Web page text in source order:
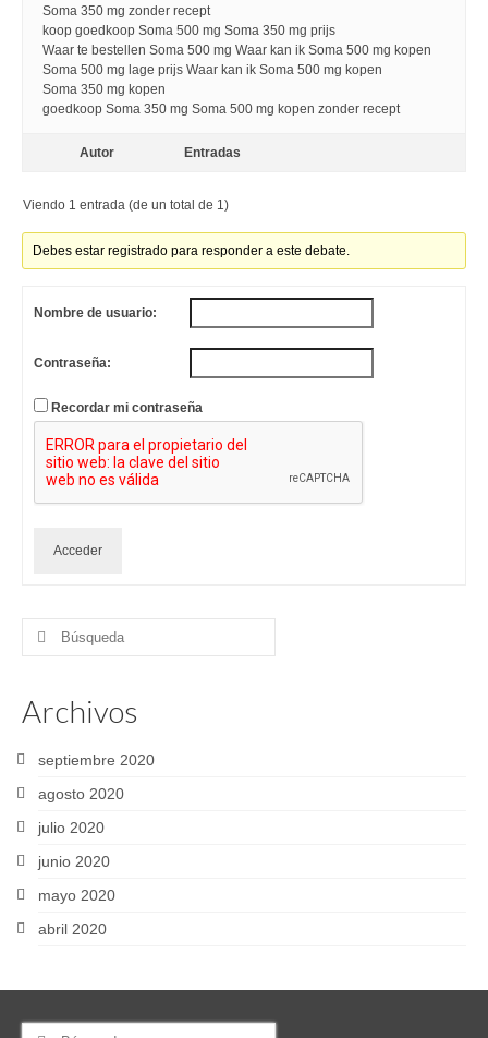
Soma 350 mg zonder recept
koop goedkoop Soma 500 mg Soma 350 mg prijs
Waar te bestellen Soma 500 mg Waar kan ik Soma 500 mg kopen
Soma 500 mg lage prijs Waar kan ik Soma 500 mg kopen
Soma 350 mg kopen
goedkoop Soma 350 mg Soma 500 mg kopen zonder recept
Autor Entradas
Viendo 1 entrada (de un total de 1)
Debes estar registrado para responder a este debate.
Nombre de usuario:
Contraseña:
Recordar mi contraseña
Acceder
Buscar
Archivos
septiembre 2020
agosto 2020
julio 2020
junio 2020
mayo 2020
abril 2020
Buscar